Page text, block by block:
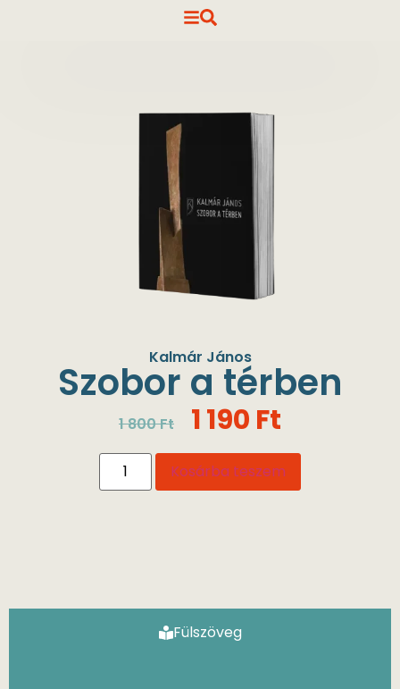
Kalmár János
Szobor a térben
1 800Ft 1 190 Ft
Kosárba teszem
Fülszöveg